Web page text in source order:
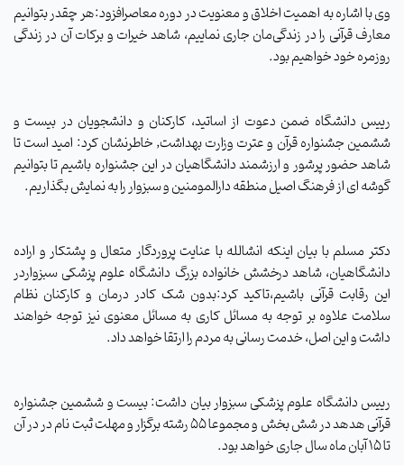
وی با اشاره به اهمیت اخلاق و معنویت در دوره معاصرافزود:هر چقدر بتوانیم
معارف قرآنی را در زندگی‌مان جاری نماییم، شاهد خیرات و برکات آن در زندگی
روزمره خود خواهیم بود.
رییس دانشگاه ضمن دعوت از اساتید، کارکنان و دانشجویان در بیست و
ششمین جشنواره قرآن و عترت وزارت بهداشت, خاطرنشان کرد: امید است تا
شاهد حضور پرشور و ارزشمند دانشگاهیان در این جشنواره باشیم تا بتوانیم
گوشه ای از فرهنگ اصیل منطقه دارالمومنین و سبزوار را به نمایش بگذاریم.
دکتر مسلم با بیان اینکه انشالله با عنایت پروردگار متعال و پشتکار و اراده
دانشگاهیان، شاهد درخشش خانواده بزرگ دانشگاه علوم پزشکی سبزواردر
این رقابت قرآنی باشیم،تاکید کرد:بدون شک کادر درمان و کارکنان نظام
سلامت علاوه بر توجه به مسائل کاری به مسائل معنوی نیز توجه خواهند
داشت و این اصل، خدمت رسانی به مردم را ارتقا خواهد داد.
رییس دانشگاه علوم پزشکی سبزوار بیان داشت: بیست و ششمین جشنواره
قرآنی هدهد در شش بخش و مجموعا ۵۵ رشته برگزار و مهلت ثبت نام در در آن
تا ۱۵ آبان ماه سال جاری خواهد بود.